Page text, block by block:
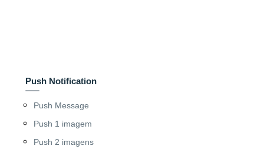
Push Notification
Push Message
Push 1 imagem
Push 2 imagens